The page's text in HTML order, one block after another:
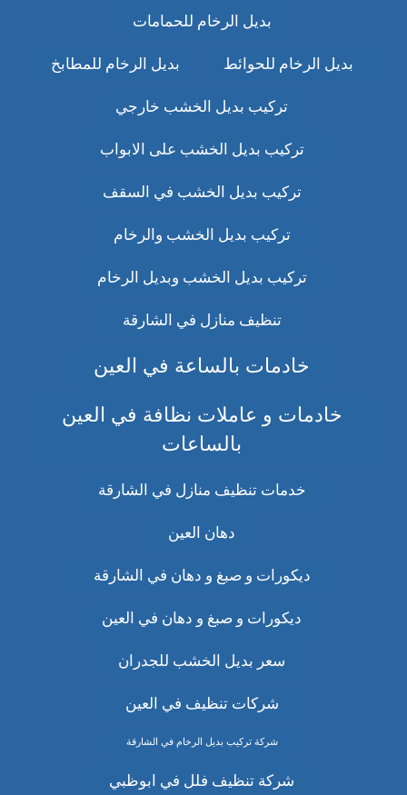
بديل الرخام للحمامات
بديل الرخام للحوائط بديل الرخام للمطابخ
تركيب بديل الخشب خارجي
تركيب بديل الخشب على الابواب
تركيب بديل الخشب في السقف
تركيب بديل الخشب والرخام
تركيب بديل الخشب وبديل الرخام
تنظيف منازل في الشارقة
خادمات بالساعة في العين
خادمات و عاملات نظافة في العين
بالساعات
خدمات تنظيف منازل في الشارقة
دهان العين
ديكورات و صبغ و دهان في الشارقة
ديكورات و صبغ و دهان في العين
سعر بديل الخشب للجدران
شركات تنظيف في العين
شركة تركيب بديل الرخام في الشارقة
شركة تنظيف فلل في ابوظبي